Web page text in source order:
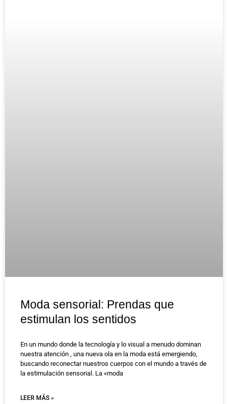
Moda sensorial: Prendas que
estimulan los sentidos
En un mundo donde la tecnología y lo visual a menudo dominan
nuestra atención , una nueva ola en la moda está emergiendo,
buscando reconectar nuestros cuerpos con el mundo a través de
la estimulación sensorial. La «moda
LEER MÁS »